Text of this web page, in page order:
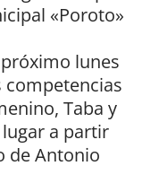
«Poroto»
lunes
Taba y
a partir
de Antonio